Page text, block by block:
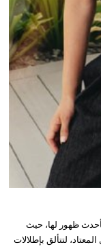
ظهور لها، حيث
لتتألق بإطلالات